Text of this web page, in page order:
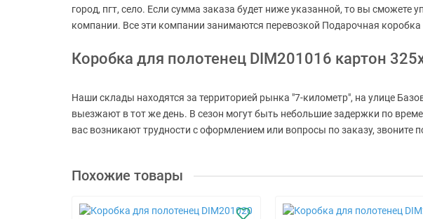
город, пгт, село. Если сумма заказа будет ниже указанной, то вы
компании. Все эти компании занимаются перевозкой Подарочная
Коробка для полотенец DIM201016 картон
Наши склады находятся за территорией рынка "7-километр", на улице
выезжают в тот же день. В сезон могут быть небольшие задержки по
вас возникают трудности с оформлением или вопросы по заказу, звоните
Похожие товары